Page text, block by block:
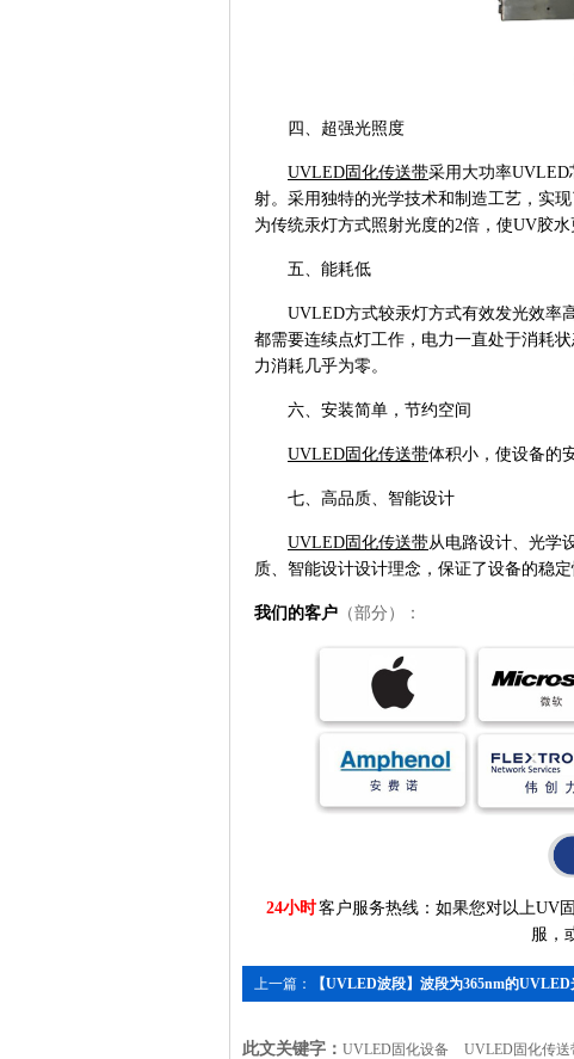
四、超强光照度
UVLED固化传送带采用大功率UVLED
射。采用独特的光学技术和制造工艺，实
为传统汞灯方式照射光度的2倍，使UV胶
五、能耗低
UVLED方式较汞灯方式有效发光效率
都需要连续点灯工作，电力一直处于消耗
力消耗几乎为零。
六、安装简单，节约空间
UVLED固化传送带体积小， 使设备的
七、高品质、智能设计
UVLED固化传送带从电路设计、光学
质、智能设计设计理念，保证了设备的稳
我们的客户 （部分）：
24小时客户服务热线：如果您对以上UV
服，
上一篇： 【UVLED波段】波段为365nm的
此文关键字： UVLED固化设备 UVLED固化传送